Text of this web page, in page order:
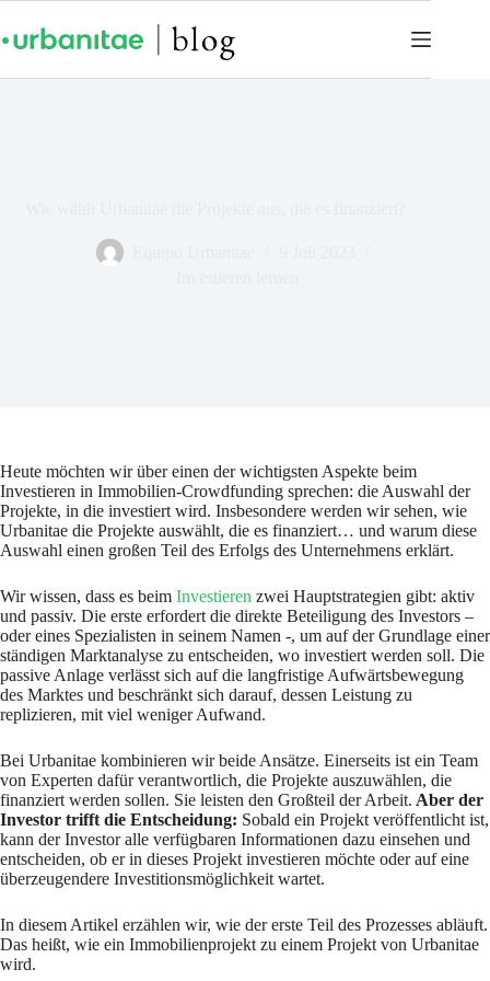
Heute möchten wir über einen der wichtigsten Aspekte beim
Investieren in Immobilien-Crowdfunding sprechen: die Auswahl der
Projekte, in die investiert wird. Insbesondere werden wir sehen, wie
Urbanitae die Projekte auswählt, die es finanziert… und warum diese
Auswahl einen großen Teil des Erfolgs des Unternehmens erklärt.
Wir wissen, dass es beim Investieren zwei Hauptstrategien gibt: aktiv
und passiv. Die erste erfordert die direkte Beteiligung des Investors –
oder eines Spezialisten in seinem Namen -, um auf der Grundlage einer
ständigen Marktanalyse zu entscheiden, wo investiert werden soll. Die
passive Anlage verlässt sich auf die langfristige Aufwärtsbewegung
des Marktes und beschränkt sich darauf, dessen Leistung zu
replizieren, mit viel weniger Aufwand.
Bei Urbanitae kombinieren wir beide Ansätze. Einerseits ist ein Team
von Experten dafür verantwortlich, die Projekte auszuwählen, die
finanziert werden sollen. Sie leisten den Großteil der Arbeit. Aber der
Investor trifft die Entscheidung: Sobald ein Projekt veröffentlicht ist,
kann der Investor alle verfügbaren Informationen dazu einsehen und
entscheiden, ob er in dieses Projekt investieren möchte oder auf eine
überzeugendere Investitionsmöglichkeit wartet.
In diesem Artikel erzählen wir, wie der erste Teil des Prozesses abläuft.
Das heißt, wie ein Immobilienprojekt zu einem Projekt von Urbanitae
wird.